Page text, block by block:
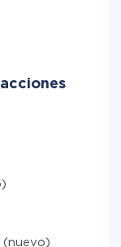
(nuevo)